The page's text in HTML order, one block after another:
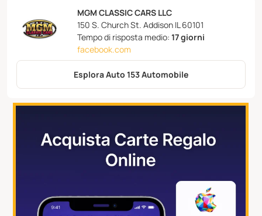
MGM CLASSIC CARS LLC
150 S. Church St. Addison IL 60101
Tempo di risposta medio: 17 giorni
facebook.com
Esplora Auto 153 Automobile